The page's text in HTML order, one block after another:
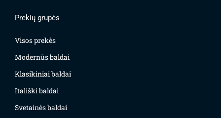
Prekių grupės
Visos prekės
Modernūs baldai
Klasikiniai baldai
Itališki baldai
Svetainės baldai